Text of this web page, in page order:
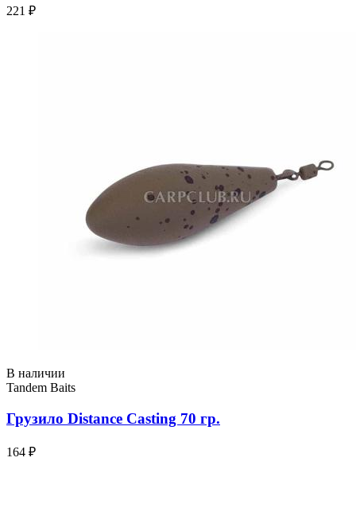
221 ₽
В наличии
Tandem Baits
Грузило Distance Casting 70 гр.
164 ₽